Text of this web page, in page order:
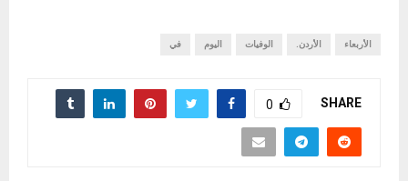
الأربعاء الأردن. الوفيات اليوم في
SHARE
0